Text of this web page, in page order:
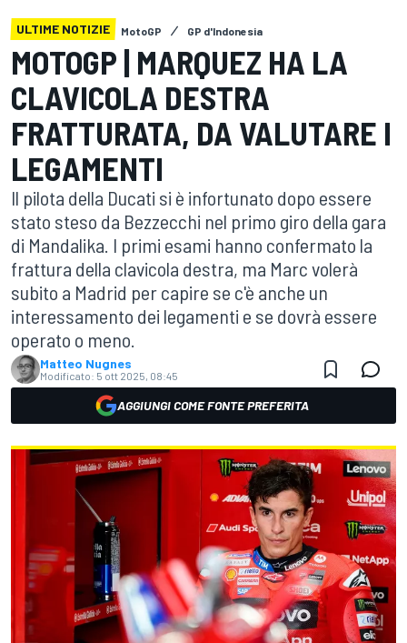
ULTIME NOTIZIE MotoGP GP d'Indonesia
MOTOGP | MARQUEZ HA LA
CLAVICOLA DESTRA
FRATTURATA, DA VALUTARE I
LEGAMENTI
Il pilota della Ducati si è infortunato dopo essere
stato steso da Bezzecchi nel primo giro della gara
di Mandalika. I primi esami hanno confermato la
frattura della clavicola destra, ma Marc volerà
subito a Madrid per capire se c'è anche un
interessamento dei legamenti e se dovrà essere
operato o meno.
Matteo Nugnes
Modificato: 5 ott 2025, 08:45
AGGIUNGI COME FONTE PREFERITA